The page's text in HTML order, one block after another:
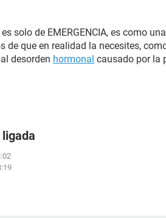
solo de EMERGENCIA, es como una
de que en realidad la necesites,
desorden hormonal causado por la